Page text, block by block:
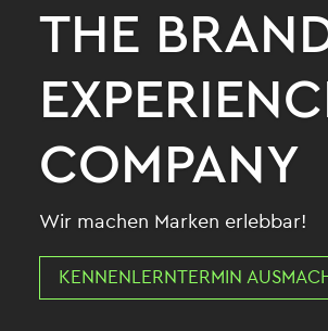
THE
COMPANY
Wir machen Marken erlebbar!
KENNENLERNTERMIN